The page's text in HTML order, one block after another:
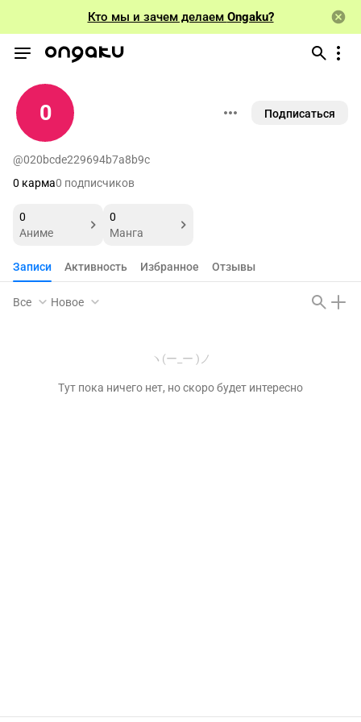
Кто мы и зачем делаем Ongaku?
0 Подписаться
@020bcde229694b7a8b9c
0 карма0 подписчиков
0
Аниме
0
Манга
Записи Активность Избранное Отзывы
Все Новое
ヽ(ー_ー )ノ
Тут пока ничего нет, но скоро будет интересно